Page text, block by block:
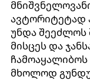
ავტორიტეტად
უნდა შეეძლოს
მისცეს და
მხოლოდ